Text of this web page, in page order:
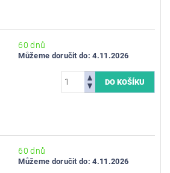
60 dnů
Můžeme doručit do: 4.11.2026
60 dnů
Můžeme doručit do: 4.11.2026